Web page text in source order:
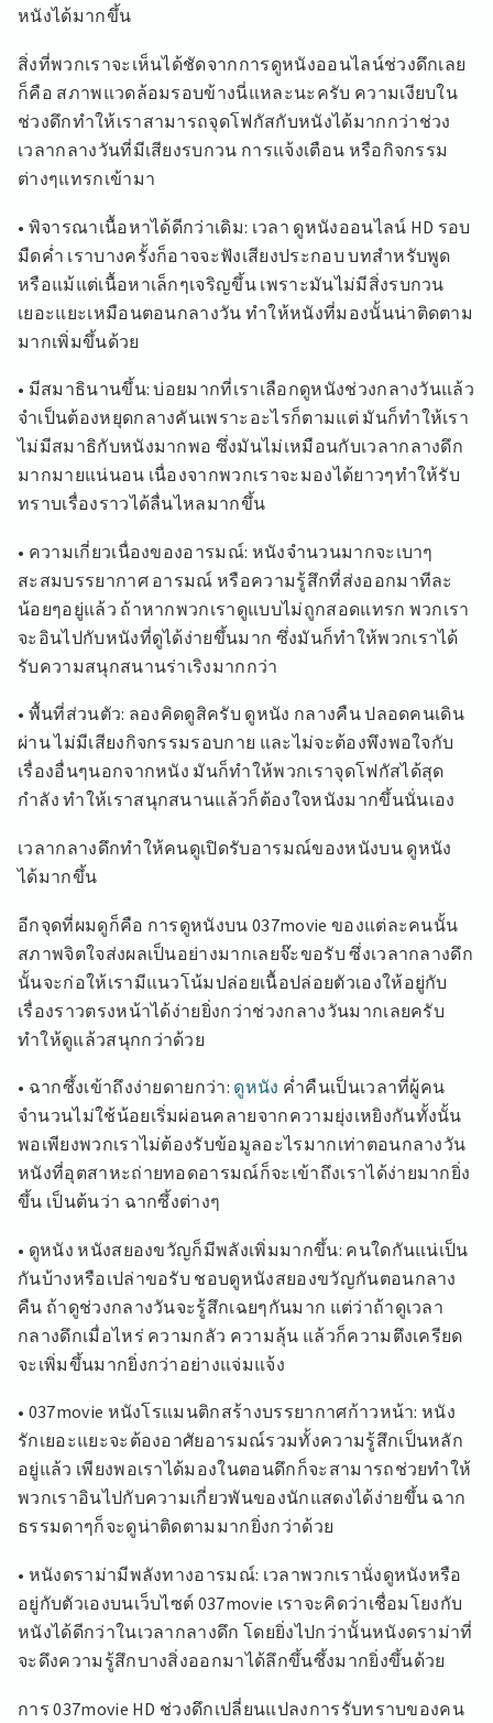
หนังได้มากขึ้น
สิ่งที่พวกเราจะเห็นได้ชัดจากการดูหนังออนไลน์ช่วงดึกเลย
ก็คือ สภาพแวดล้อมรอบข้างนี่แหละนะครับ ความเงียบใน
ช่วงดึกทำให้เราสามารถจุดโฟกัสกับหนังได้มากกว่าช่วง
เวลากลางวันที่มีเสียงรบกวน การแจ้งเตือน หรือกิจกรรม
ต่างๆแทรกเข้ามา
• พิจารณาเนื้อหาได้ดีกว่าเดิม: เวลา ดูหนังออนไลน์ HD รอบ
มืดค่ำ เราบางครั้งก็อาจจะฟังเสียงประกอบ บทสำหรับพูด
หรือแม้แต่เนื้อหาเล็กๆเจริญขึ้น เพราะมันไม่มีสิ่งรบกวน
เยอะแยะเหมือนตอนกลางวัน ทำให้หนังที่มองนั้นน่าติดตาม
มากเพิ่มขึ้นด้วย
• มีสมาธินานขึ้น: บ่อยมากที่เราเลือกดูหนังช่วงกลางวันแล้ว
จำเป็นต้องหยุดกลางคันเพราะอะไรก็ตามแต่ มันก็ทำให้เรา
ไม่มีสมาธิกับหนังมากพอ ซึ่งมันไม่เหมือนกับเวลากลางดึก
มากมายแน่นอน เนื่องจากพวกเราจะมองได้ยาวๆทำให้รับ
ทราบเรื่องราวได้ลื่นไหลมากขึ้น
• ความเกี่ยวเนื่องของอารมณ์: หนังจำนวนมากจะเบาๆ
สะสมบรรยากาศ อารมณ์ หรือความรู้สึกที่ส่งออกมาทีละ
น้อยๆอยู่แล้ว ถ้าหากพวกเราดูแบบไม่ถูกสอดแทรก พวกเรา
จะอินไปกับหนังที่ดูได้ง่ายขึ้นมาก ซึ่งมันก็ทำให้พวกเราได้
รับความสนุกสนานร่าเริงมากกว่า
• พื้นที่ส่วนตัว: ลองคิดดูสิครับ ดูหนัง กลางคืน ปลอดคนเดิน
ผ่าน ไม่มีเสียงกิจกรรมรอบกาย และไม่จะต้องพึงพอใจกับ
เรื่องอื่นๆนอกจากหนัง มันก็ทำให้พวกเราจุดโฟกัสได้สุด
กำลัง ทำให้เราสนุกสนานแล้วก็ต้องใจหนังมากขึ้นนั่นเอง
เวลากลางดึกทำให้คนดูเปิดรับอารมณ์ของหนังบน ดูหนัง
ได้มากขึ้น
อีกจุดที่ผมดูก็คือ การดูหนังบน 037movie ของแต่ละคนนั้น
สภาพจิตใจส่งผลเป็นอย่างมากเลยจ๊ะขอรับ ซึ่งเวลากลางดึก
นั้นจะก่อให้เรามีแนวโน้มปล่อยเนื้อปล่อยตัวเองให้อยู่กับ
เรื่องราวตรงหน้าได้ง่ายยิ่งกว่าช่วงกลางวันมากเลยครับ
ทำให้ดูแล้วสนุกกว่าด้วย
• ฉากซึ้งเข้าถึงง่ายดายกว่า: ดูหนัง ค่ำคืนเป็นเวลาที่ผู้คน
จำนวนไม่ใช้น้อยเริ่มผ่อนคลายจากความยุ่งเหยิงกันทั้งนั้น
พอเพียงพวกเราไม่ต้องรับข้อมูลอะไรมากเท่าตอนกลางวัน
หนังที่อุตสาหะถ่ายทอดอารมณ์ก็จะเข้าถึงเราได้ง่ายมากยิ่ง
ขึ้น เป็นต้นว่า ฉากซึ้งต่างๆ
• ดูหนัง หนังสยองขวัญก็มีพลังเพิ่มมากขึ้น: คนใดกันแน่เป็น
กันบ้างหรือเปล่าขอรับ ชอบดูหนังสยองขวัญกันตอนกลาง
คืน ถ้าดูช่วงกลางวันจะรู้สึกเฉยๆกันมาก แต่ว่าถ้าดูเวลา
กลางดึกเมื่อไหร่ ความกลัว ความลุ้น แล้วก็ความตึงเครียด
จะเพิ่มขึ้นมากยิ่งกว่าอย่างแจ่มแจ้ง
• 037movie หนังโรแมนติกสร้างบรรยากาศก้าวหน้า: หนัง
รักเยอะแยะจะต้องอาศัยอารมณ์รวมทั้งความรู้สึกเป็นหลัก
อยู่แล้ว เพียงพอเราได้มองในตอนดึกก็จะสามารถช่วยทำให้
พวกเราอินไปกับความเกี่ยวพันของนักแสดงได้ง่ายขึ้น ฉาก
ธรรมดาๆก็จะดูน่าติดตามมากยิ่งกว่าด้วย
• หนังดราม่ามีพลังทางอารมณ์: เวลาพวกเรานั่งดูหนังหรือ
อยู่กับตัวเองบนเว็บไซต์ 037movie เราจะคิดว่าเชื่อมโยงกับ
หนังได้ดีกว่าในเวลากลางดึก โดยยิ่งไปกว่านั้นหนังดราม่าที่
จะดึงความรู้สึกบางสิ่งออกมาได้ลึกขึ้นซึ้งมากยิ่งขึ้นด้วย
การ 037movie HD ช่วงดึกเปลี่ยนแปลงการรับทราบของคน